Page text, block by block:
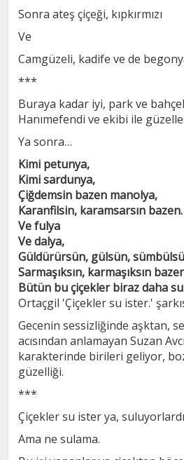
Sonra ateş çiçeği, kıpkırmızı
Ve
Camgüzeli, kadife ve de
***
Buraya kadar iyi, park ve
Hanımefendi ve ekibi ile
Ya sonra…
Kimi petunya,
Kimi sardunya,
Çiğdemsin bazen manolya,
Karanfilsin, karamsarsın bazen.
Ve fulya
Ve dalya,
Güldürürsün, gülsün,
Sarmaşıksın, karmaşıksın
Bütün bu çiçekler biraz daha
Ortaçgil 'Çiçekler su ister.'
Gecenin sessizliğinde aşktan,
acısından anlamayan Suzan
karakterinde birileri geliyor,
güzelliği.
***
Çiçekler su ister ya,
Ama ne sulama.